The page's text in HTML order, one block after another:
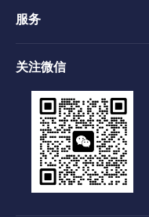
服务
关注微信